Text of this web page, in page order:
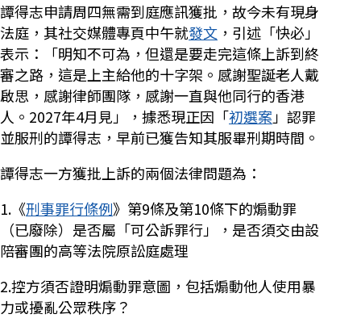
譚得志申請周四無需到庭應訊獲批，故今未有現身
法庭，其社交媒體專頁中午就發文 ，引述「快必」
表示：「明知不可為，但還是要走完這條上訴到終
審之路，這是上主給他的十字架。感謝聖誕老人戴
啟思，感謝律師團隊，感謝一直與他同行的香港
人。2027年4月見」，據悉現正因「初選案 」認罪
並服刑的譚得志，早前已獲告知其服畢刑期時間。
譚得志一方獲批上訴的兩個法律問題為：
1.《刑事罪行條例》第9條及第10條下的煽動罪
（已廢除）是否屬「可公訴罪行」，是否須交由設
陪審團的高等法院原訟庭處理
2.控方須否證明煽動罪意圖，包括煽動他人使用暴
力或擾亂公眾秩序？